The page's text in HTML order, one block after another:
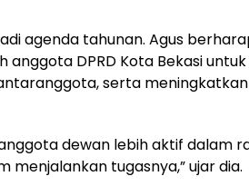
agenda tahunan. Agus
DPRD Kota Bekasi
serta
dewan lebih aktif dalam
tugasnya,” ujar dia.